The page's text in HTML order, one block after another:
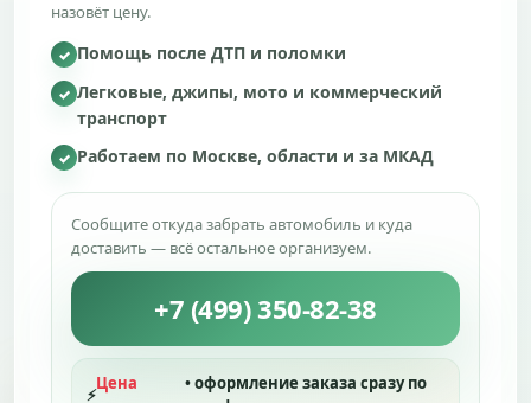
назовёт цену.
✓ Помощь после ДТП и поломки
✓ Легковые, джипы, мото и коммерческий
транспорт
✓ Работаем по Москве, области и за МКАД
Сообщите откуда забрать автомобиль и куда
доставить — всё остальное организуем.
+7 (499) 350-82-38
⚡
Цена
• оформление заказа сразу по